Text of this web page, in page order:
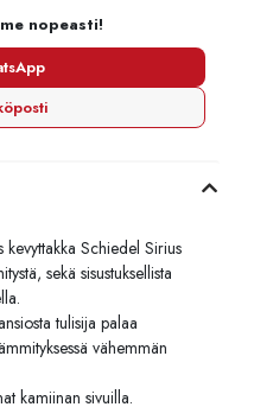
nopeasti!
kevyttakka Schiedel Sirius
sekä sisustuksellista
tulisija palaa
vähemmän
kamiinan sivuilla.